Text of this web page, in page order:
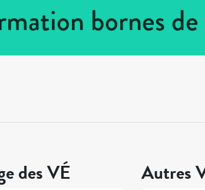
bornes
des VÉ Autres